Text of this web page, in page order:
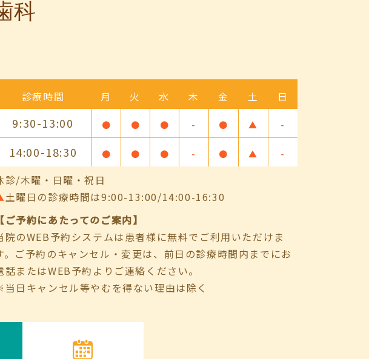
診療時間 月 火 水 木 金 土 日
9:30-13:00 ● ● ● - ● ▲ -
14:00-18:30 ● ● ● - ● ▲ -
診/木曜・日曜・祝日
土曜日の診療時間は9:00-13:00/14:00-16:30
【ご予約にあたってのご案内】
院のWEB予約システムは患者様に無料でご利用いただけま
。ご予約のキャンセル・変更は、前日の診療時間内までにお
話またはWEB予約よりご連絡ください。
日キャンセル等やむを得ない理由は除く